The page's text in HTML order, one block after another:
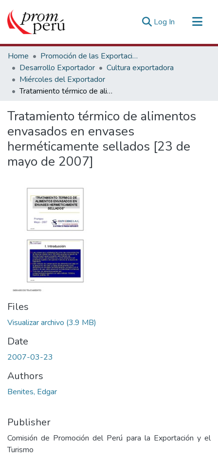
Log In (current)
Communities & Collections
All of DSpace
Statistics
Estadísticas Externas
Home
Promoción de las Exportaciones
Desarrollo Exportador
Cultura exportadora
Miércoles del Exportador
Tratamiento térmico de alimentos envasados en envases herméticamente sellados [23 de mayo de 2007]
Tratamiento térmico de alimentos
envasados en envases
herméticamente sellados [23 de
mayo de 2007]
Files
Visualizar archivo (3.9 MB)
Date
2007-03-23
Authors
Benites, Edgar
Publisher
Comisión de Promoción del Perú para la Exportación y el
Turismo